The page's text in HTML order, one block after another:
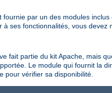
par un des modules
ses fonctionnalités, vous
fait partie du kit Apache, mais
Le module qui fournit la
pour vérifier sa disponibilité.